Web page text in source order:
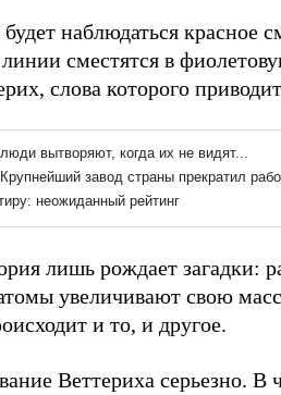
наблюдаться красное
сместятся в
слова которого приводит
лишь рождает загадки:
увеличивают свою
и то, и другое.
Веттериха серьезно. В